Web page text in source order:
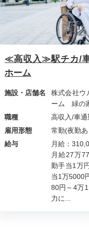
≪高収入≫駅チカ/
ホーム
施設・店舗名
株式会社ウ
ーム 緑の
職種
高収入/車
雇用形態
常勤(夜勤
給与
月給：
月給27万
勤手当1万
当1万5000
80円～4万
力に...